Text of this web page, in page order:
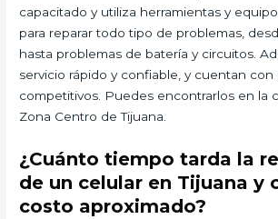
capacitado y utiliza herramientas y
para reparar todo tipo de problemas,
hasta problemas de batería y circuitos.
servicio rápido y confiable, y cuentan con
competitivos. Puedes encontrarlos en la
Zona Centro de Tijuana.
¿Cuánto tiempo tarda la
de un celular en Tijuana y
costo aproximado?